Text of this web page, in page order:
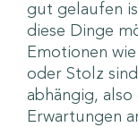
gut gelaufen
diese Dinge
Emotionen
oder Stolz
abhängig,
Erwartungen